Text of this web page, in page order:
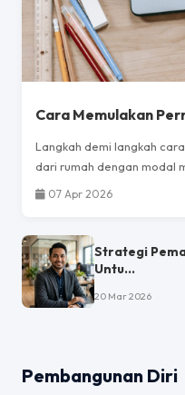
Cara Memulakan
Langkah demi langkah
dari rumah dengan modal
07 Apr 2026
Strategi
Untu...
20 Mar 2026
Pembangunan Diri